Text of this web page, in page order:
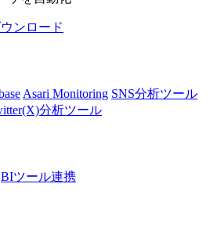
ンロード
Asari Monitoring SNS分析ツール
分析ツール
BIツール連携